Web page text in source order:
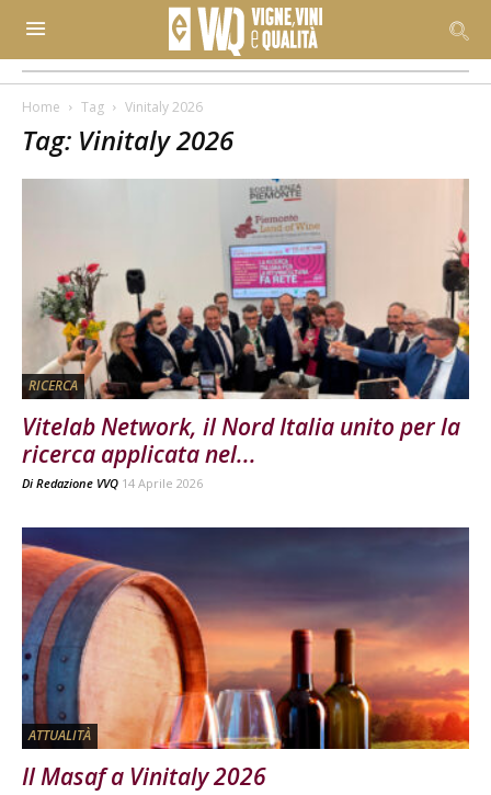
Home Tag Vinitaly 2026
Tag: Vinitaly 2026
RICERCA
Vitelab Network, il Nord Italia unito per la
ricerca applicata nel...
Di Redazione VVQ 14 Aprile 2026
ATTUALITÀ
Il Masaf a Vinitaly 2026